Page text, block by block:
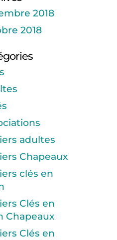
2018
2018
adultes
Chapeaux
clés en
Clés en
Chapeaux
Clés en